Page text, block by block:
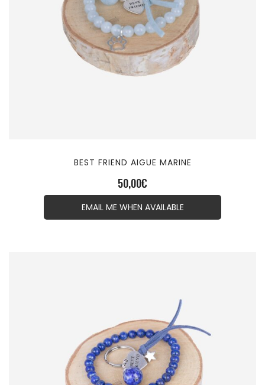
BEST FRIEND AIGUE MARINE
50,00€
EMAIL ME WHEN AVAILABLE